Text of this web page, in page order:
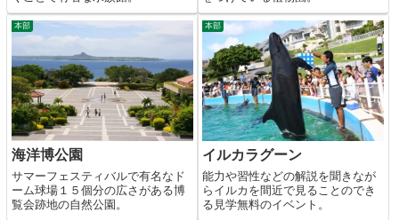
本部
海洋博公園
サマーフェスティバルで有名なド
ーム球場１５個分の広さがある博
覧会跡地の自然公園。
本部
イルカラグーン
能力や習性などの解説を聞きなが
らイルカを間近で見ることのでき
る見学無料のイベント。